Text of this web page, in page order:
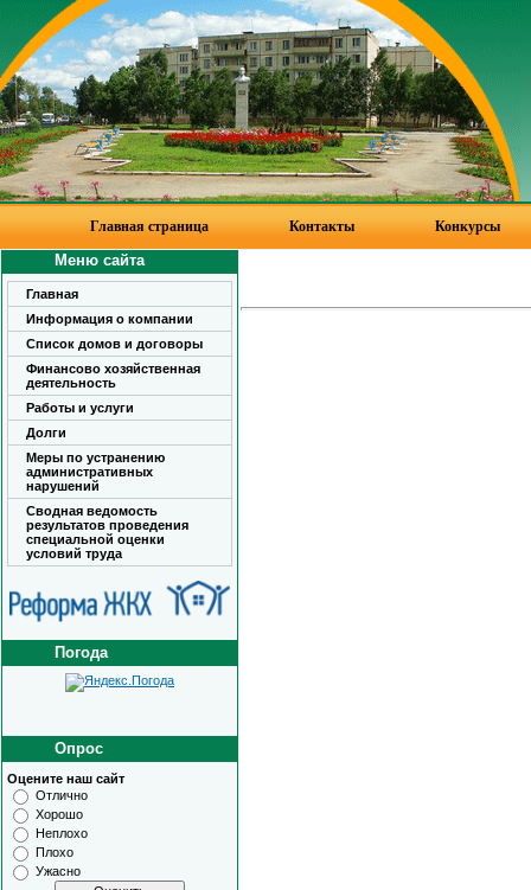
Главная страница Контакты Конкурсы
Меню сайта
Главная
Информация о компании
Список домов и договоры
Финансово хозяйственная
деятельность
Работы и услуги
Долги
Меры по устранению
административных
нарушений
Сводная ведомость
результатов проведения
специальной оценки
условий труда
Погода
Опрос
Оцените наш сайт
Отлично
Хорошо
Неплохо
Плохо
Ужасно